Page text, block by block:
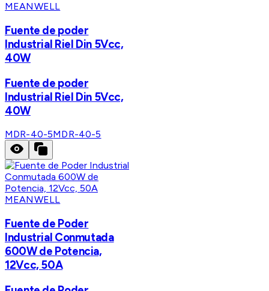
MEANWELL
Fuente de poder
Industrial Riel Din 5Vcc,
40W
Fuente de poder
Industrial Riel Din 5Vcc,
40W
MDR-40-5MDR-40-5
MEANWELL
Fuente de Poder
Industrial Conmutada
600W de Potencia,
12Vcc, 50A